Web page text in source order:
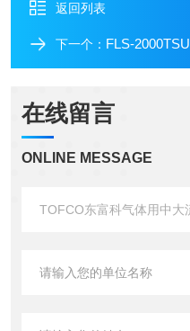
返回列表
下一个： FLS-
在线留言
ONLINE MESSAGE